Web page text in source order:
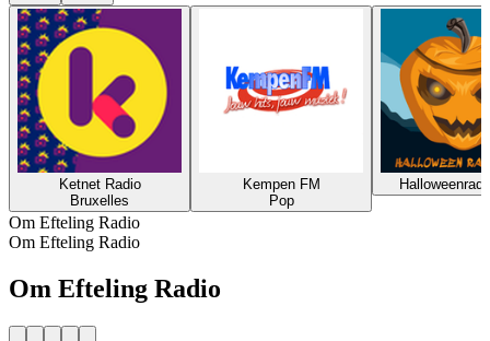
Ketnet Radio
Bruxelles
Kempen FM
Pop
Om Efteling Radio
Om Efteling Radio
Om Efteling Radio